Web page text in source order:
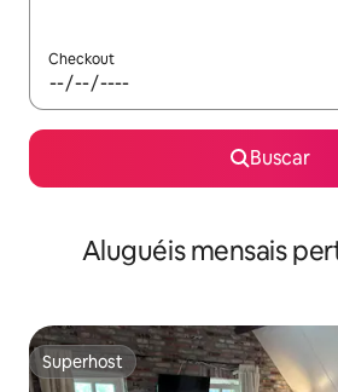
Checkout
Buscar
Aluguéis mensais
Superhost
Superhost